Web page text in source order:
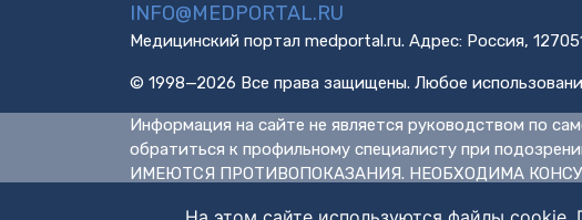
INFO@MEDPORTAL.RU
Медицинский портал medportal.ru. Адрес: Россия,
© 1998—2026 Все права защищены. Любое
Информация на сайте не является руководством по
обратиться к профильному специалисту при
ИМЕЮТСЯ ПРОТИВОПОКАЗАНИЯ. НЕОБХОДИМА